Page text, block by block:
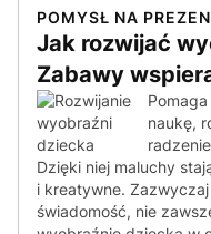
POMYSŁ NA
Jak rozwijać
Zabawy
naukę,
Dzięki niej maluchy
i kreatywne.
świadomość, nie